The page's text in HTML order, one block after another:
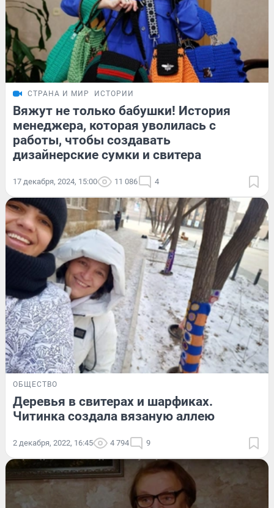
СТРАНА И МИР ИСТОРИИ
Вяжут не только бабушки! История
менеджера, которая уволилась с
работы, чтобы создавать
дизайнерские сумки и свитера
17 декабря, 2024, 15:00 11 086 4
ОБЩЕСТВО
Деревья в свитерах и шарфиках.
Читинка создала вязаную аллею
2 декабря, 2022, 16:45 4 794 9